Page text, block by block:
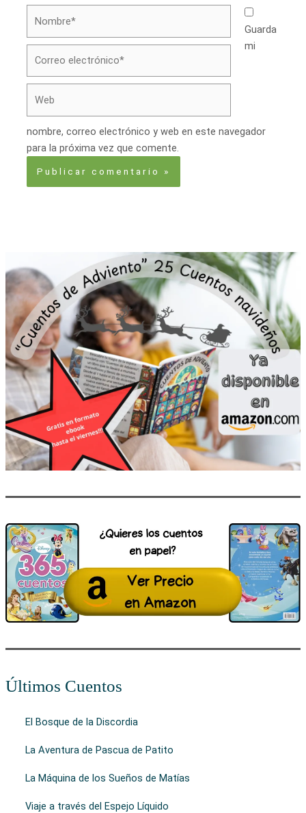
Guarda
mi
nombre, correo electrónico y web en este navegador
para la próxima vez que comente.
Últimos Cuentos
El Bosque de la Discordia
La Aventura de Pascua de Patito
La Máquina de los Sueños de Matías
Viaje a través del Espejo Líquido